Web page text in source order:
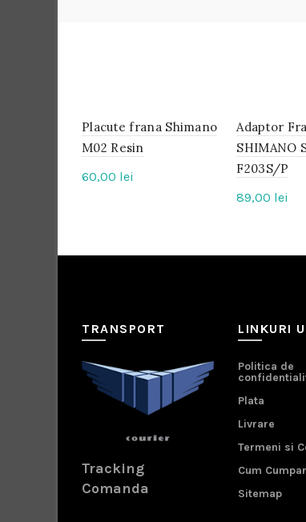
IN
STOC
Placute frana Shimano
M02 Resin
60,00 lei
IN
STOC
Adaptor
SHIMANO
F203S/P
89,00 lei
TRANSPORT
Tracking
Comanda
LINKURI
Politica de
Plata
Livrare
Termeni si
Cum Cumpar
Sitemap